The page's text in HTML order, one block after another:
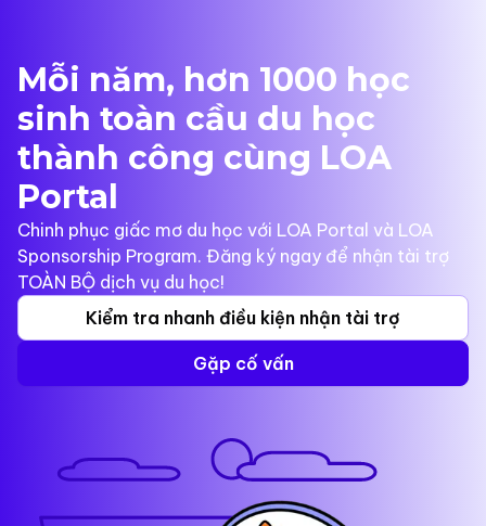
Mỗi năm, hơn 1000 học
sinh toàn cầu du học
thành công cùng LOA
Portal
Chinh phục giấc mơ du học với LOA Portal và LOA
Sponsorship Program. Đăng ký ngay để nhận tài trợ
TOÀN BỘ dịch vụ du học!
Kiểm tra nhanh điều kiện nhận tài trợ
Gặp cố vấn